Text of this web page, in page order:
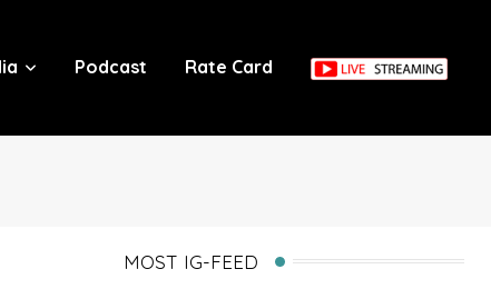
Podcast Rate Card
MOST IG-FEED